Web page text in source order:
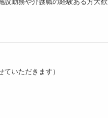
いただきます）